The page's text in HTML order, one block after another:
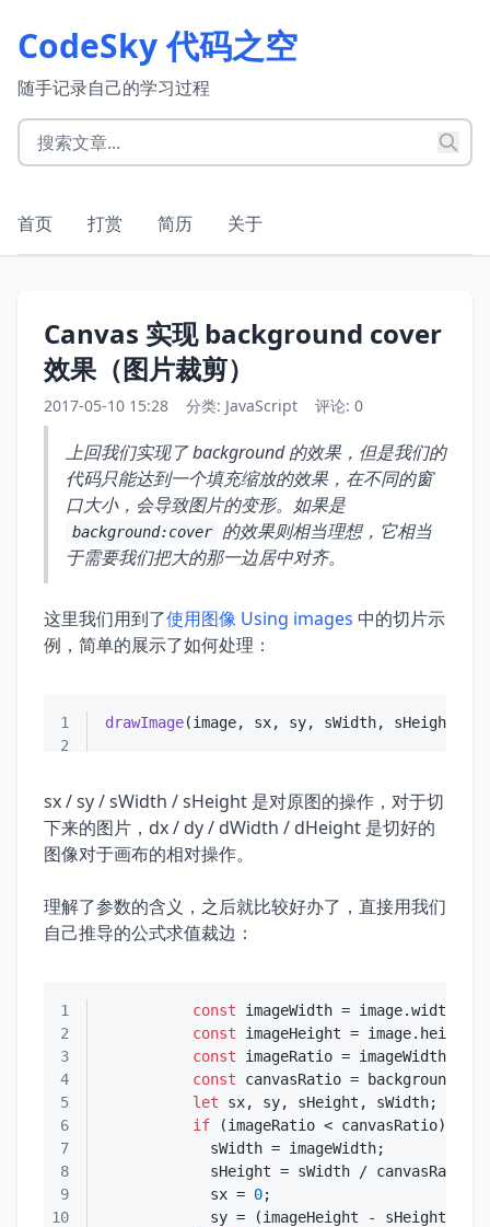
CodeSky 代码之空
随手记录自己的学习过程
首页 打赏 简历 关于
Canvas 实现 background cover
效果（图片裁剪）
2017-05-10 15:28 分类: JavaScript 评论: 0
上回我们实现了 background 的效果，但是我们的
代码只能达到一个填充缩放的效果，在不同的窗
口大小，会导致图片的变形。如果是
background:cover
的效果则相当理想，它相当
于需要我们把大的那一边居中对齐。
这里我们用到了使用图像 Using images 中的切片示
例，简单的展示了如何处理：
1
drawImage
2
sx / sy / sWidth / sHeight 是对原图的操作，对于切
下来的图片，dx / dy / dWidth / dHeight 是切好的
图像对于画布的相对操作。
理解了参数的含义，之后就比较好办了，直接用我们
自己推导的公式求值裁边：
1 const imageWidth = image.width
2
const imageHeight = image. height
3
const
4
const canvasRatio = background.
5
let
6
if
7
8
9
            sx =
0
10
            sy = (imageHeight - sHeight) /